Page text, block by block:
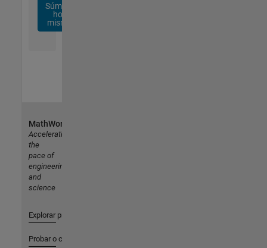
Súmese
hoy
mismo
MathWorks
Accelerating
the
pace of
engineering
and
science
Explorar productos
Probar o comprar